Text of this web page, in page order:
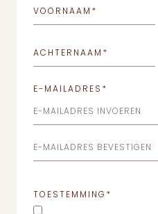
VOORNAAM *
ACHTERNAAM *
E-MAILADRES *
TOESTEMMING *